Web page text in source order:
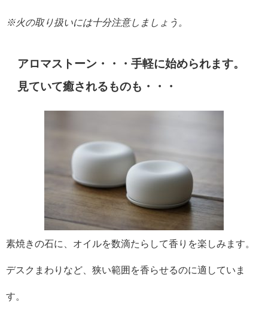
※火の取り扱いには十分注意しましょう。
アロマストーン・・・手軽に始められます。
見ていて癒されるものも・・・
素焼きの石に、オイルを数滴たらして香りを楽しみます。
デスクまわりなど、狭い範囲を香らせるのに適していま
す。